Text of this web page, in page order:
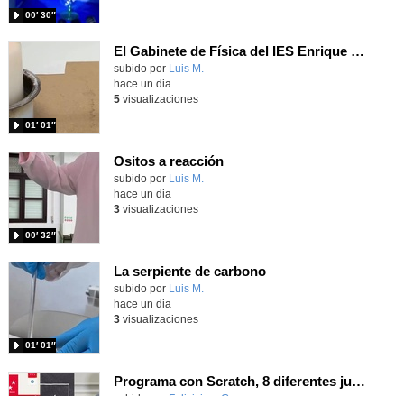
00′ 30″
El Gabinete de Física del IES Enrique Tierno Galván de Parla (Curso 25-26)
Contenido educativo.
subido por Luis M.
01′ 01″
hace un dia
5visualizaciones
Ositos a reacción
Contenido educativo.
subido por Luis M.
00′ 32″
hace un dia
3visualizaciones
La serpiente de carbono
Contenido educativo.
subido por Luis M.
01′ 01″
hace un dia
3visualizaciones
Programa con Scratch, 8 diferentes juegos para vivir la emoción de los partidos de España en el mundial 2026